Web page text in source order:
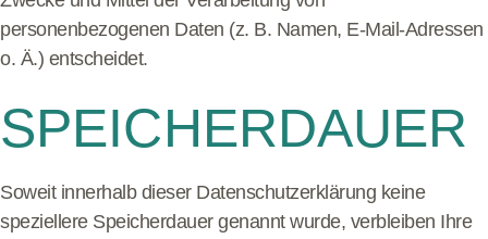
personenbezogenen Daten (z. B. Namen, E-Mail-Adressen
o. Ä.) entscheidet.
SPEICHERDAUER
Soweit innerhalb dieser Datenschutzerklärung keine
speziellere Speicherdauer genannt wurde, verbleiben Ihre